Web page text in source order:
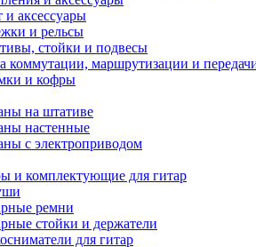
и аксессуары
и рельсы
стойки и подвесы
коммутации, маршрутизации и
и кофры
на штативе
настенные
с электроприводом
и комплектующие для гитар
ремни
стойки и держатели
для гитар